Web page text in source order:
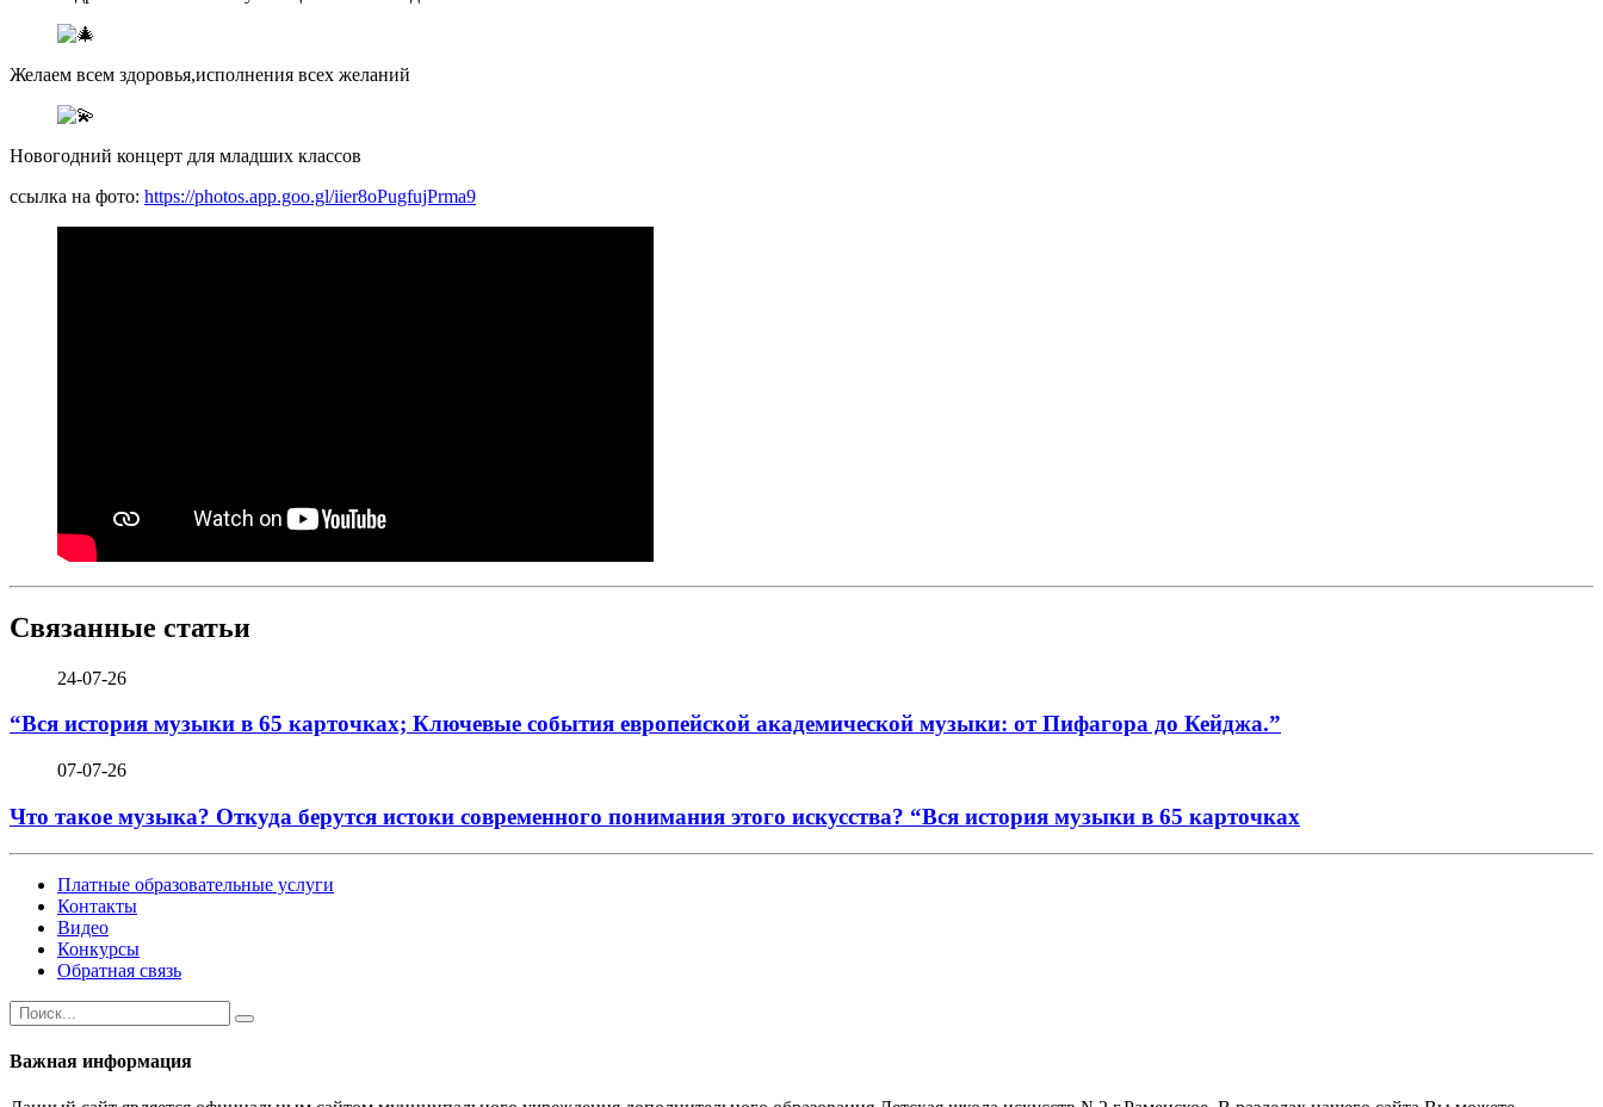
Желаем всем здоровья,исполнения всех желаний
Новогодний концерт для младших классов
ссылка на фото: https://photos.app.goo.gl/iier8oPugfujPrma9
Связанные статьи
24-07-26
“Вся история музыки в 65 карточках; Ключевые события европейской академической музыки: от Пифагора до Кейджа.”
07-07-26
Что такое музыка? Откуда берутся истоки современного понимания этого искусства? “Вся история музыки в 65 карточках
Платные образовательные услуги
Контакты
Видео
Конкурсы
Обратная связь
Важная информация